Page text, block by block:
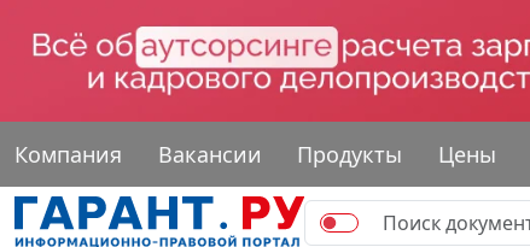
Компания Вакансии Продукты Цены